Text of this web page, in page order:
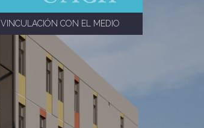
VINCULACIÓN CON EL MEDIO